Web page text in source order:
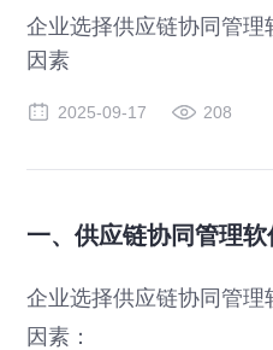
企业选择供应链协同管
因素
2025-09-17 208
一、供应链协同管理
企业选择供应链协同管
因素：